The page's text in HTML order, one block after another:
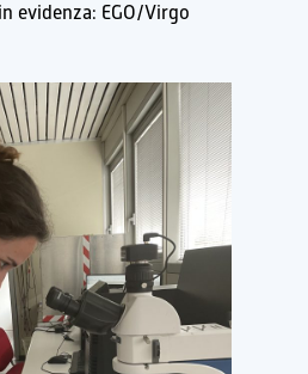
evidenza: EGO/Virgo